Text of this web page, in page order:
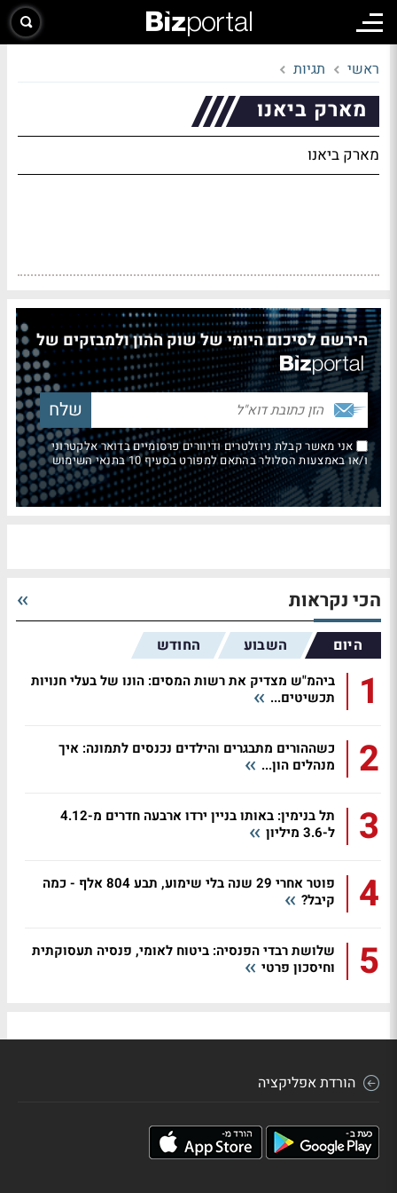
ראשי תגיות
מארק ביאנו
מארק ביאנו
הירשם לסיכום היומי של שוק ההון ולמבזקים של
אני מאשר קבלת ניוזלטרים ודיוורים פרסומיים בדואר אלקטרוני
ו/או באמצעות הסלולר בהתאם למפורט בסעיף 10 בתנאי השימוש
הכי נקראות
היום השבוע החודש
1
ביהמ"ש מצדיק את רשות המסים: הונו של בעלי חנויות
תכשיטים...
2
כשההורים מתבגרים והילדים נכנסים לתמונה: איך
מנהלים הון...
3
תל בנימין: באותו בניין ירדו ארבעה חדרים מ-4.12
ל-3.6 מיליון
4
פוטר אחרי 29 שנה בלי שימוע, תבע 804 אלף - כמה
קיבל?
5
שלושת רבדי הפנסיה: ביטוח לאומי, פנסיה תעסוקתית
וחיסכון פרטי
הורדת אפליקציה